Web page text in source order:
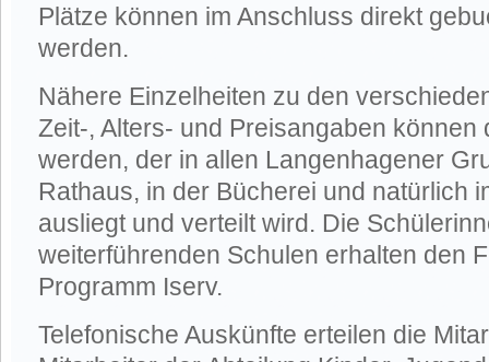
Plätze können im Anschluss direkt
werden.
Nähere Einzelheiten zu den
Zeit-, Alters- und Preisangaben können
werden, der in allen Langenhagener
Rathaus, in der Bücherei und natürlich
ausliegt und verteilt wird. Die
weiterführenden Schulen erhalten den
Programm Iserv.
Telefonische Auskünfte erteilen die